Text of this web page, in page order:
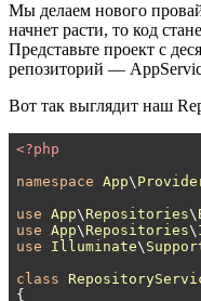
Мы делаем нового
начнет расти, то код
Представьте проект с
репозиторий —
Вот так выглядит наш
<?php
namespace App\
use App\ Repositories\
use App\ Repositories\
use
Illuminate\
class
{